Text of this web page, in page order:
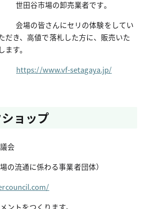
売業者です。
セリの体験をしてい
だき、高値で落札した方に、販売いた
します。
https://www.vf-setagaya.jp/
ョップ
会
の流通に係わる事業者団体）
ントをつくります。